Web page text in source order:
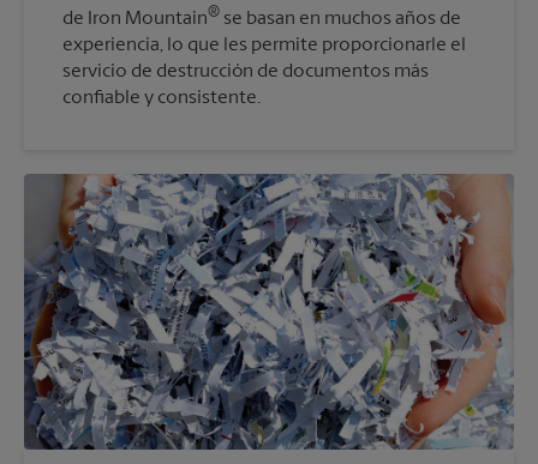
de Iron Mountain® se basan en muchos años de
experiencia, lo que les permite proporcionarle el
servicio de destrucción de documentos más
confiable y consistente.